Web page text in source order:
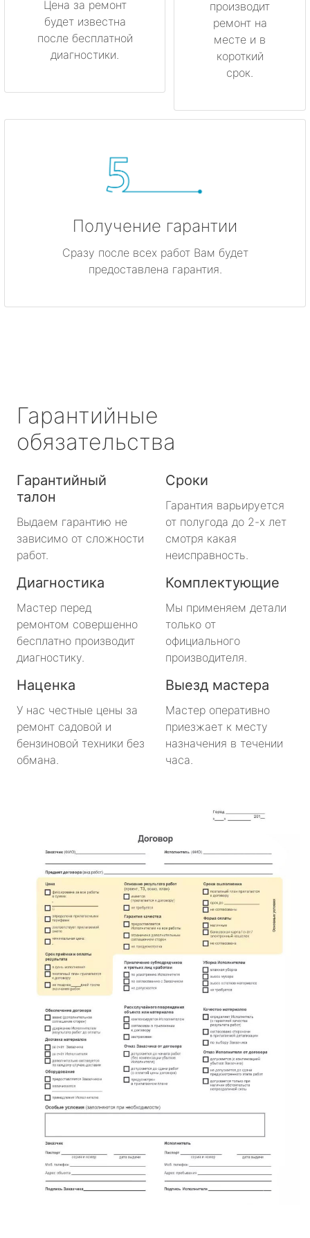
Мурино
Никольское
Новая Ладога
Приозерск
Сясьстрой
Тосно
Шлиссельбург
Важины
Вырица
Дружная Горка
имени Морозова
имени Свердлова
Красный Бор
Кузнечное
Кузьмоловский
Лебяжье
Лесогорский
Мга
Назия
Никольский
Цена за ремонт
будет известна
после бесплатной
диагностики.
производит
ремонт на
месте и в
короткий
срок.
Получение гарантии
Сразу после всех работ Вам будет
предоставлена гарантия.
Гарантийные
обязательства
Гарантийный
талон
Выдаем гарантию не
зависимо от сложности
работ.
Сроки
Гарантия варьируется
от полугода до 2-х лет
смотря какая
неисправность.
Диагностика
Мастер перед
ремонтом совершенно
бесплатно производит
диагностику.
Комплектующие
Мы применяем детали
только от
официального
производителя.
Наценка
У нас честные цены за
ремонт садовой и
бензиновой техники без
обмана.
Выезд мастера
Мастер оперативно
приезжает к месту
назначения в течении
часа.